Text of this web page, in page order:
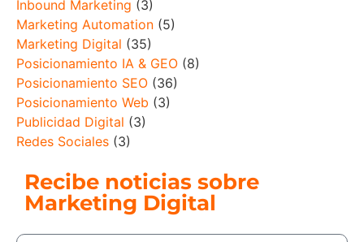
Inbound Marketing (3)
Marketing Automation (5)
Marketing Digital (35)
Posicionamiento IA & GEO (8)
Posicionamiento SEO (36)
Posicionamiento Web (3)
Publicidad Digital (3)
Redes Sociales (3)
Recibe noticias sobre
Marketing Digital